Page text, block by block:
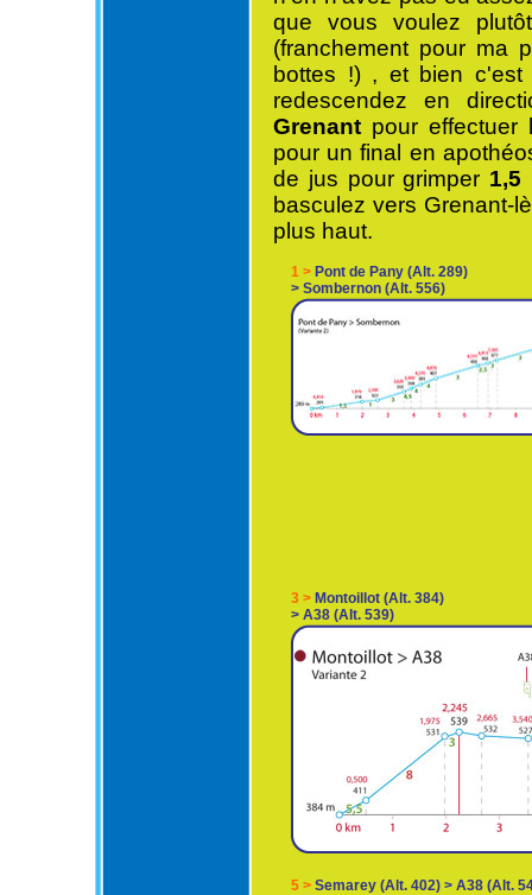
que vous voulez
(franchement pour ma
bottes !) , et bien
redescendez en
Grenant pour
pour un final en
de jus pour grimper 1,5
basculez vers Grenant-
plus haut.
1 > Pont de Pany (Alt. 289)
> Sombernon (Alt. 556)
3 > Montoillot (Alt. 384)
> A38 (Alt. 539)
5 > Semarey (Alt. 402) > A38 (Alt.